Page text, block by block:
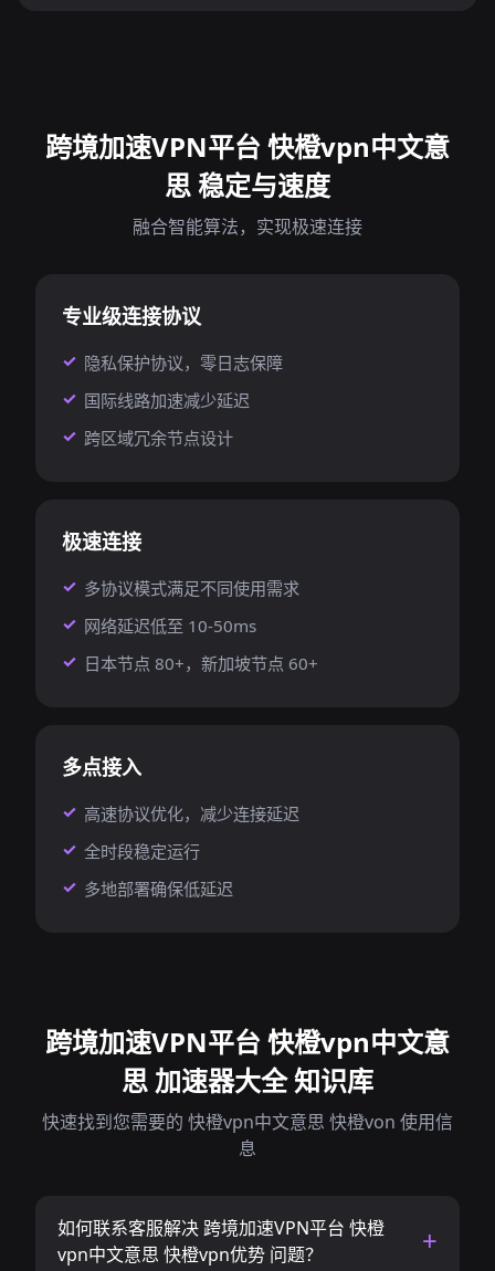
跨境加速VPN平台 快橙vpn中文意
思 稳定与速度
融合智能算法，实现极速连接
专业级连接协议
隐私保护协议，零日志保障
国际线路加速减少延迟
跨区域冗余节点设计
极速连接
多协议模式满足不同使用需求
网络延迟低至 10-50ms
日本节点 80+，新加坡节点 60+
多点接入
高速协议优化，减少连接延迟
全时段稳定运行
多地部署确保低延迟
跨境加速VPN平台 快橙vpn中文意
思 加速器大全 知识库
快速找到您需要的 快橙vpn中文意思 快橙von 使用信
息
如何联系客服解决 跨境加速VPN平台 快橙
vpn中文意思 快橙vpn优势 问题？